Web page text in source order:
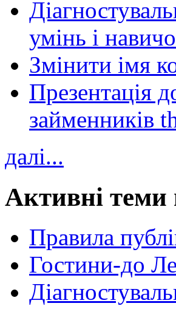
умінь і
Змінити імя
Презентація
займенників
далі...
Активні теми
Правила
Гостини-до